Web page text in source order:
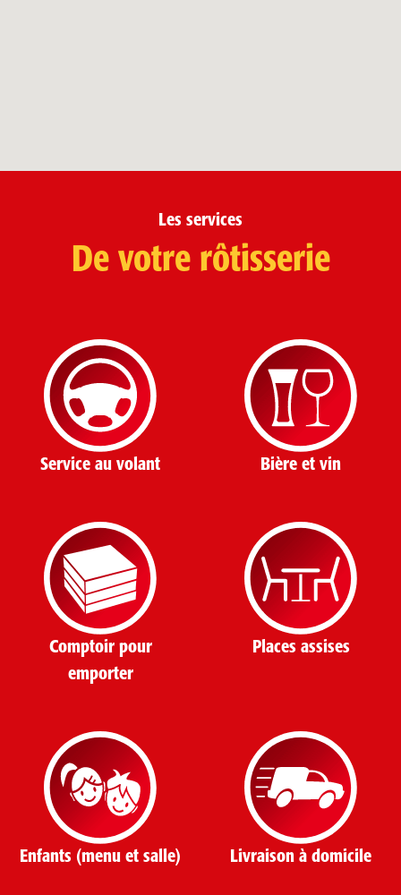
Les services
De votre rôtisserie
Service au volant Bière et vin
Comptoir pour
emporter
Places assises
Enfants (menu et salle) Livraison à domicile